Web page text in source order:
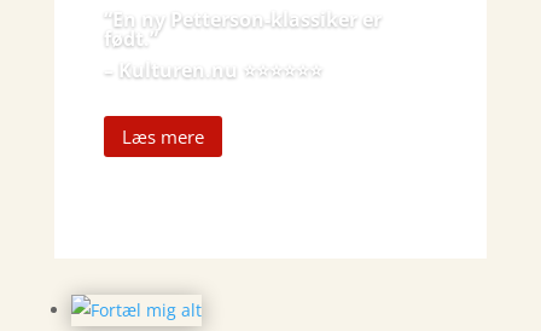
“En ny Petterson-klassiker er
født. ”
– Kulturen.nu ⭐️⭐️⭐️⭐️⭐️⭐️
Læs mere